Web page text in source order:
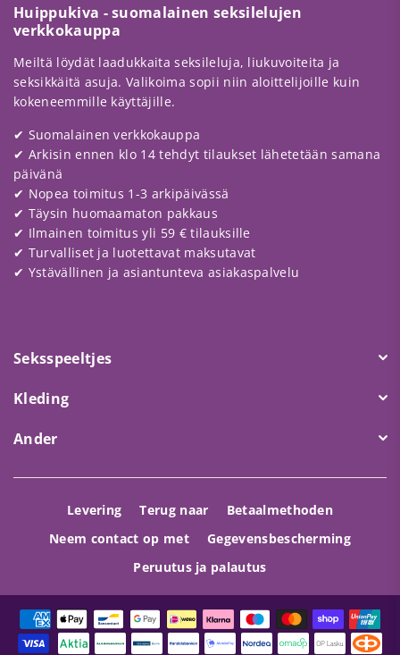
Huippukiva - suomalainen seksilelujen
verkkokauppa
Meiltä löydät laadukkaita seksileluja, liukuvoiteita ja
seksikkäitä asuja. Valikoima sopii niin aloittelijoille kuin
kokeneemmille käyttäjille.
✔ Suomalainen verkkokauppa
✔ Arkisin ennen klo 14 tehdyt tilaukset lähetetään samana
päivänä
✔ Nopea toimitus 1-3 arkipäivässä
✔ Täysin huomaamaton pakkaus
✔ Ilmainen toimitus yli 59 € tilauksille
✔ Turvalliset ja luotettavat maksutavat
✔ Ystävällinen ja asiantunteva asiakaspalvelu
Seksspeeltjes
Kleding
Ander
Levering Terug naar
Betaalmethoden
Neem contact op met
Gegevensbescherming
Peruutus ja palautus